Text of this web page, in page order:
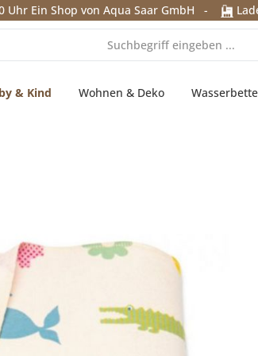
Uhr Ein Shop von Aqua Saar GmbH -
& Kind Wohnen & Deko